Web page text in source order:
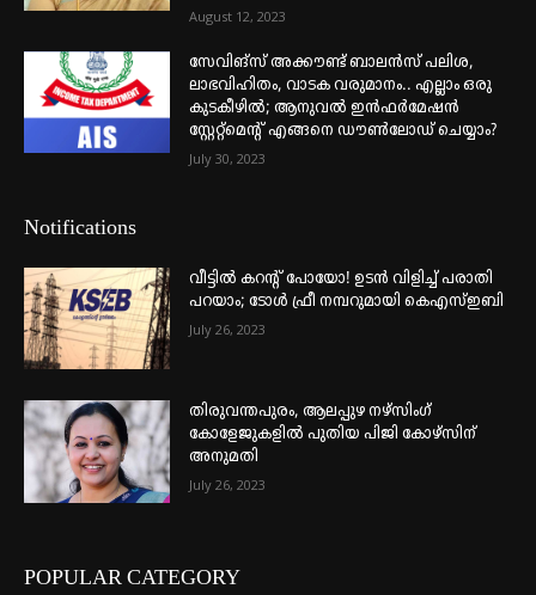
August 12, 2023
സേവിങ്സ് അക്കൗണ്ട് ബാലൻസ് പലിശ,
ലാഭവിഹിതം, വാടക വരുമാനം.. എല്ലാം ഒരു
കുടകീഴിൽ; ആനുവൽ ഇൻഫർമേഷൻ
സ്റ്റേറ്റ്മെന്റ് എങ്ങനെ ഡൗൺലോഡ് ചെയ്യാം?
July 30, 2023
Notifications
വീട്ടില്‍ കറന്റ് പോയോ! ഉടന്‍ വിളിച്ച് പരാതി
പറയാം; ടോള്‍ ഫ്രീ നമ്പറുമായി കെഎസ്ഇബി
July 26, 2023
തിരുവന്തപുരം, ആലപ്പുഴ നഴ്‌സിംഗ്
കോളേജുകളില്‍ പുതിയ പിജി കോഴ്‌സിന്
അനുമതി
July 26, 2023
POPULAR CATEGORY